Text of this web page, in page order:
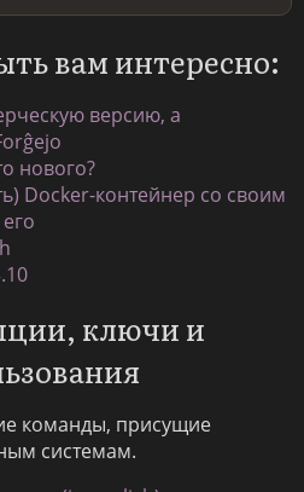
вам интересно:
версию, а
нового?
Docker-контейнер со своим
ключи и
команды, присущие
системам.